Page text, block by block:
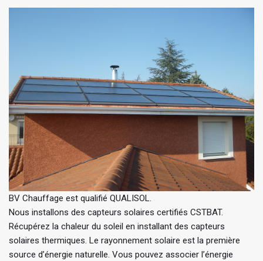
BV Chauffage est qualifié QUALISOL.
Nous installons des capteurs solaires certifiés CSTBAT.
Récupérez la chaleur du soleil en installant des capteurs
solaires thermiques. Le rayonnement solaire est la première
source d’énergie naturelle. Vous pouvez associer l’énergie